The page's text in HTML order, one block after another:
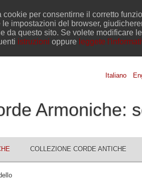
per consentirne il corretto
impostazioni del browser,
da questo sito. Se volete modificare
istruzioni oppure leggete
Armoniche:
Italiano
COLLEZIONE CORDE ANTICHE